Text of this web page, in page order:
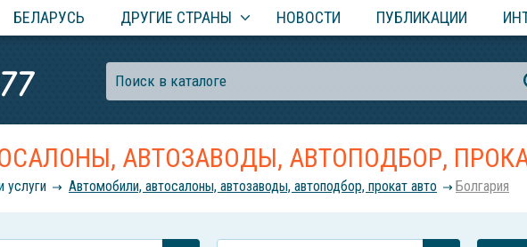
БЕЛАРУСЬ ДРУГИЕ СТРАНЫ НОВОСТИ ПУБЛИКАЦИИ
АВТОЗАВОДЫ, АВТОПОДБОР,
услуги Автомобили, автосалоны, автозаводы, автоподбор, прокат авто Болгария